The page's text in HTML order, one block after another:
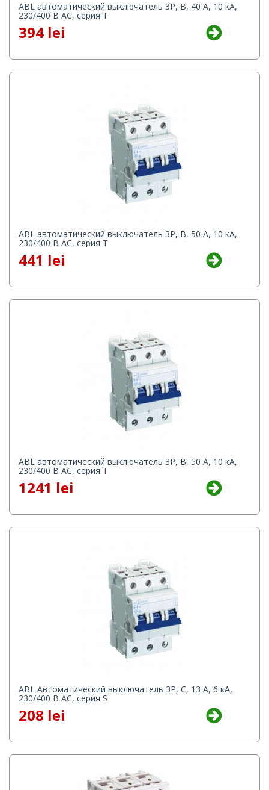
ABL автоматический выключатель 3P, B, 40 А, 10 кА,
230/400 В AC, серия Т
394 lei
ABL автоматический выключатель 3P, B, 50 А, 10 кА,
230/400 В AC, серия Т
441 lei
ABL автоматический выключатель 3P, B, 50 А, 10 кА,
230/400 В AC, серия Т
1241 lei
ABL Автоматический выключатель 3P, C, 13 A, 6 кА,
230/400 В AC, серия S
208 lei